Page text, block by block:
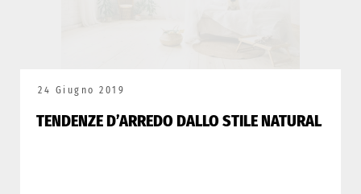
24 Giugno 2019
TENDENZE D’ARREDO DALLO STILE NATURAL